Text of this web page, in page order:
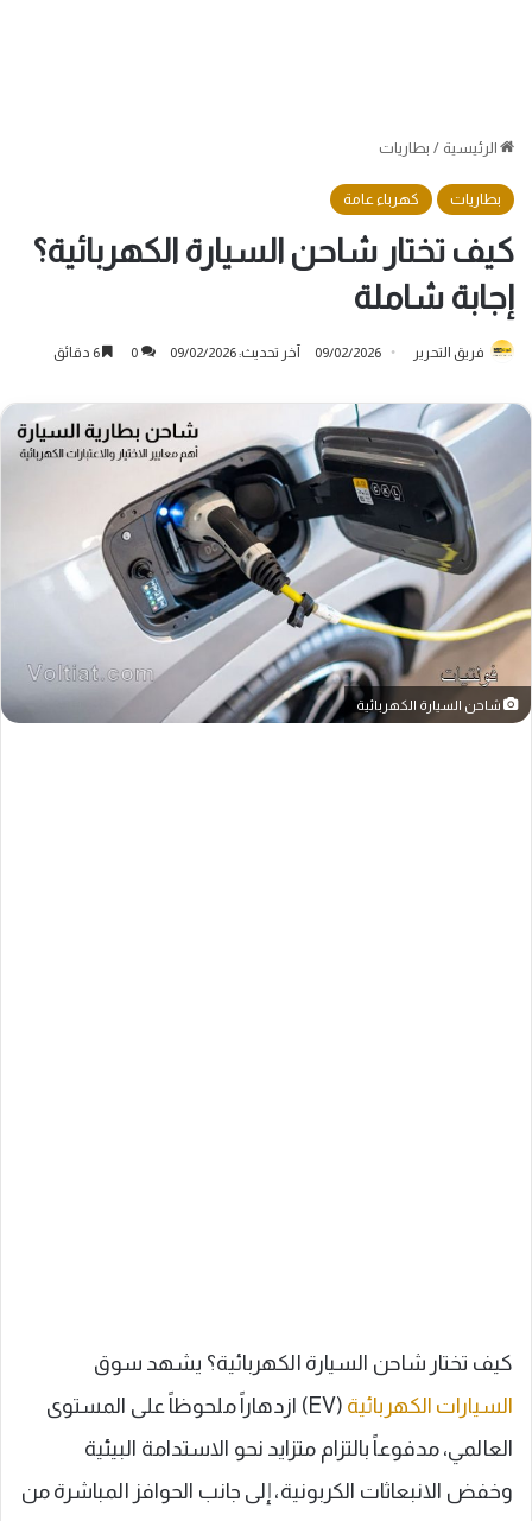
الرئيسية / بطاريات
بطاريات كهرباء عامة
كيف تختار شاحن السيارة الكهربائية؟
إجابة شاملة
فريق التحرير 09/02/2026 آخر تحديث: 09/02/2026 0
شاحن السيارة الكهربائية
كيف تختار شاحن السيارة الكهربائية؟ يشهد سوق
السيارات الكهربائية
(EV) ازدهاراً ملحوظاً على المستوى
العالمي، مدفوعاً بالتزام متزايد نحو الاستدامة البيئية
وخفض الانبعاثات الكربونية، إلى جانب الحوافز المباشرة من